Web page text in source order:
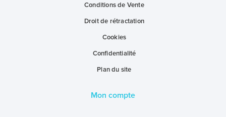
Conditions de Vente
Droit de rétractation
Cookies
Confidentialité
Plan du site
Mon compte